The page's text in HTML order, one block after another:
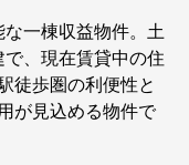
一棟収益物件。土
で、現在賃貸中の住
徒歩圏の利便性と
が見込める物件で